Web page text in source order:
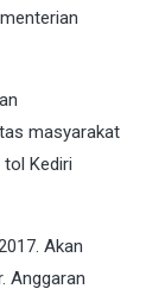
masyarakat
Kediri
Akan
Anggaran